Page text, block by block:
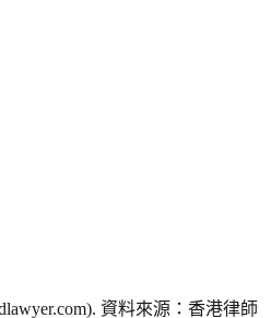
資料來源：香港律師